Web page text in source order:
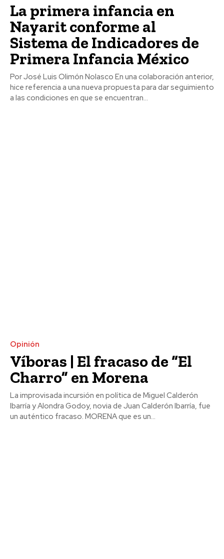
La primera infancia en
Nayarit conforme al
Sistema de Indicadores de
Primera Infancia México
Por José Luis Olimón Nolasco En una colaboración anterior,
hice referencia a una nueva propuesta para dar seguimiento
a las condiciones en que se encuentran...
Opinión
Víboras | El fracaso de “El
Charro” en Morena
La improvisada incursión en política de Miguel Calderón
Ibarría y Alondra Godoy, novia de Juan Calderón Ibarría, fue
un auténtico fracaso. MORENA que es un...